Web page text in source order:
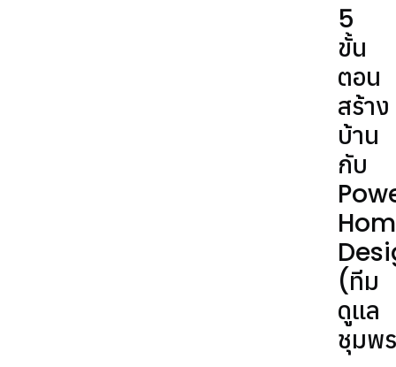
5
ขั้น
ตอน
สร้าง
บ้าน
กับ
(ทีม
ดูแล
ชุมพ